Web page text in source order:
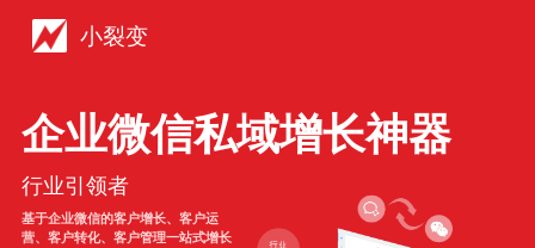
小裂变
企业微信私域增长神器
行业引领者
基于企业微信的客户增长、客户运
营、客户转化、客户管理一站式增长